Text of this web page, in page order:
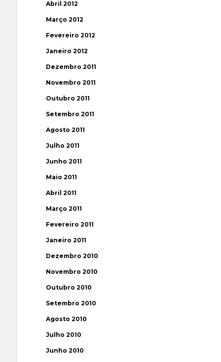
Abril 2012
Março 2012
Fevereiro 2012
Janeiro 2012
Dezembro 2011
Novembro 2011
Outubro 2011
Setembro 2011
Agosto 2011
Julho 2011
Junho 2011
Maio 2011
Abril 2011
Março 2011
Fevereiro 2011
Janeiro 2011
Dezembro 2010
Novembro 2010
Outubro 2010
Setembro 2010
Agosto 2010
Julho 2010
Junho 2010